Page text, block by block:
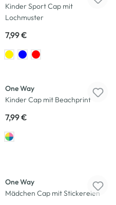
Kinder Sport Cap mit
Lochmuster
7,99 €
One Way
Kinder Cap mit Beachprint
7,99 €
One Way
Mädchen Cap mit Stickereien